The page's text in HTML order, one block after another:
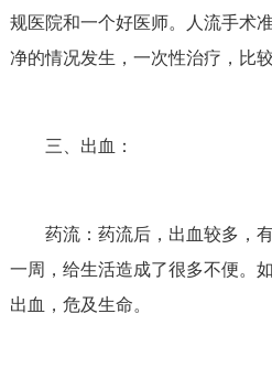
规医院和一个好医师。人流手术
净的情况发生，一次性治疗，比较
三、出血：
药流：药流后，出血较多，有
一周，给生活造成了很多不便。
出血，危及生命。